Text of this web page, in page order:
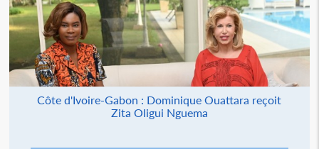
Côte d'Ivoire-Gabon : Dominique Ouattara reçoit
Zita Oligui Nguema